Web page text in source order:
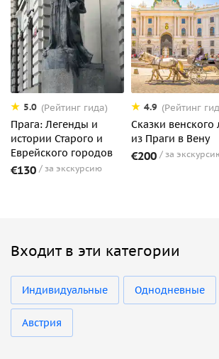
5.0 (Рейтинг гида)
Прага: Легенды и
истории Старого и
Еврейского городов
€130 за экскурсию
4.9 (Рейтинг
Сказки венского
из Праги в Вену
€200 за
Входит в эти категории
Индивидуальные Однодневные
Австрия